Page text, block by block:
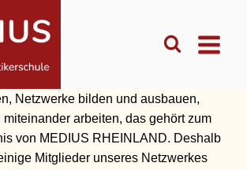
Netzwerke bilden und ausbauen,
arbeiten, das gehört zum
von MEDIUS RHEINLAND. Deshalb
Mitglieder unseres Netzwerkes